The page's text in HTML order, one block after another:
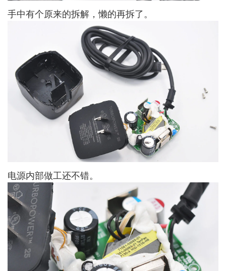
手中有个原来的拆解，懒的再拆了。
电源内部做工还不错。